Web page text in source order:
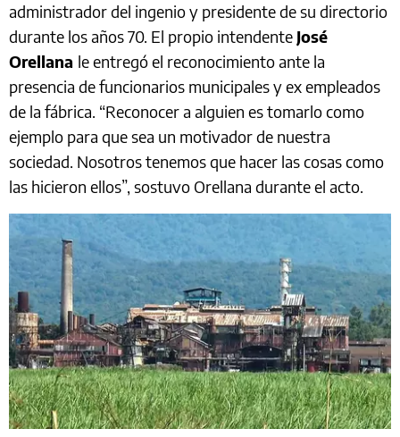
administrador del ingenio y presidente de su directorio
durante los años 70. El propio intendente José
Orellana le entregó el reconocimiento ante la
presencia de funcionarios municipales y ex empleados
de la fábrica. “Reconocer a alguien es tomarlo como
ejemplo para que sea un motivador de nuestra
sociedad. Nosotros tenemos que hacer las cosas como
las hicieron ellos”, sostuvo Orellana durante el acto.